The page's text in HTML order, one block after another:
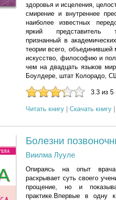
здоровья и исцеления,
смирение и внутреннее
наиболее известных
яркий представитель
признанный в
теории всего, объединившей
искусство, философию и
чем на двадцать языков
Боулдере, штат Колорадо,
3.3 из 5
Читать книгу Скачать книгу
Болезни
Виилма Лууле
Опираясь на опыт
раскрывает суть своего
прощение, но и
практике.Впервые в одну